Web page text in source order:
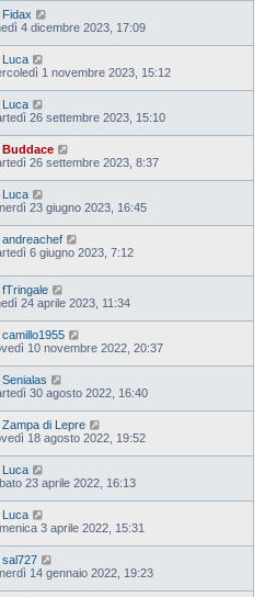
Fidax
4 dicembre 2023, 17:09
Luca
1 novembre 2023, 15:12
Luca
26 settembre 2023, 15:10
Buddace
26 settembre 2023, 8:37
Luca
23 giugno 2023, 16:45
andreachef
6 giugno 2023, 7:12
fTringale
24 aprile 2023, 11:34
camillo1955
10 novembre 2022, 20:37
Senialas
30 agosto 2022, 16:40
Zampa di Lepre
18 agosto 2022, 19:52
Luca
23 aprile 2022, 16:13
Luca
3 aprile 2022, 15:31
sal727
14 gennaio 2022, 19:23